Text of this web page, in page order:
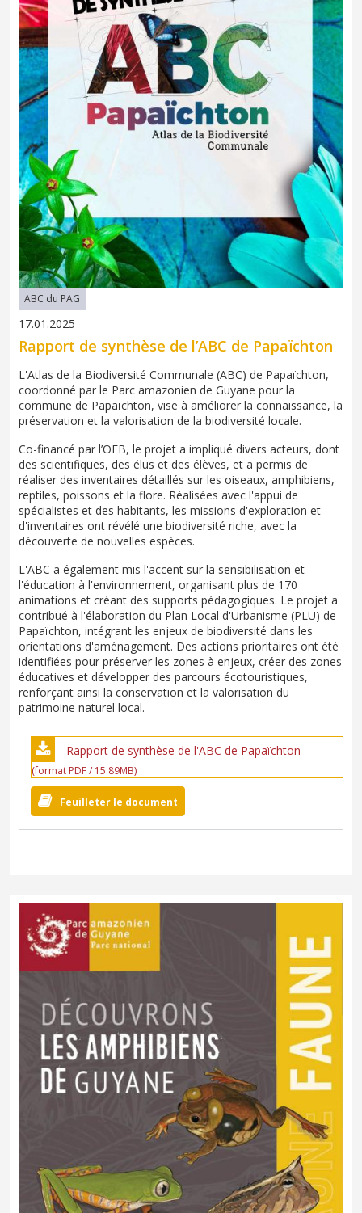
ABC du PAG
17.01.2025
Rapport de synthèse de l’ABC de Papaïchton
L'Atlas de la Biodiversité Communale (ABC) de Papaïchton,
coordonné par le Parc amazonien de Guyane pour la
commune de Papaïchton, vise à améliorer la connaissance, la
préservation et la valorisation de la biodiversité locale.
Co-financé par l’OFB, le projet a impliqué divers acteurs, dont
des scientifiques, des élus et des élèves, et a permis de
réaliser des inventaires détaillés sur les oiseaux, amphibiens,
reptiles, poissons et la flore. Réalisées avec l'appui de
spécialistes et des habitants, les missions d'exploration et
d'inventaires ont révélé une biodiversité riche, avec la
découverte de nouvelles espèces.
L'ABC a également mis l'accent sur la sensibilisation et
l'éducation à l'environnement, organisant plus de 170
animations et créant des supports pédagogiques. Le projet a
contribué à l'élaboration du Plan Local d'Urbanisme (PLU) de
Papaïchton, intégrant les enjeux de biodiversité dans les
orientations d'aménagement. Des actions prioritaires ont été
identifiées pour préserver les zones à enjeux, créer des zones
éducatives et développer des parcours écotouristiques,
renforçant ainsi la conservation et la valorisation du
patrimoine naturel local.
Rapport de synthèse de l'ABC de Papaïchton
(format PDF / 15.89MB)
Feuilleter le document